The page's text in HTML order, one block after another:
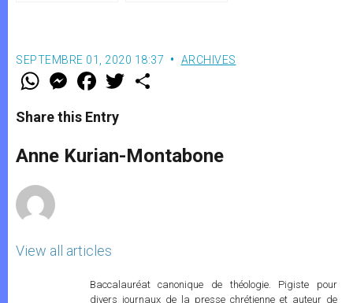
SEPTEMBRE 01, 2020 18:37 ARCHIVES
W
t
s
p
p
M
e
s
e
g
e
F
a
e
b
o
k
w
r
Share this Entry
Anne Kurian-Montabone
View all articles
Baccalauréat canonique de théologie. Pigiste pour
divers journaux de la presse chrétienne et auteur de